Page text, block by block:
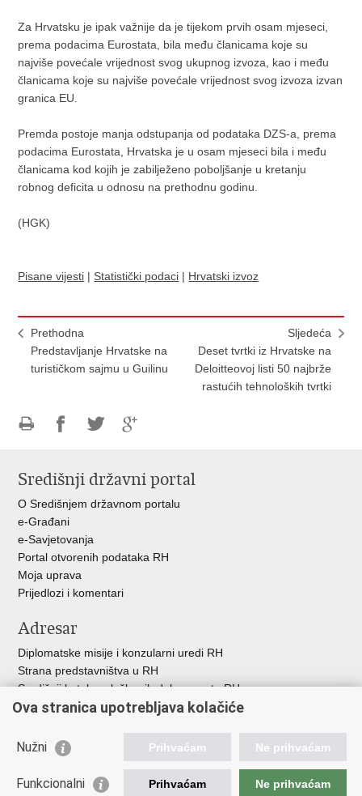
Za Hrvatsku je ipak važnije da je tijekom prvih osam mjeseci,
prema podacima Eurostata, bila među članicama koje su
najviše povećale vrijednost svog ukupnog izvoza, kao i među
članicama koje su najviše povećale vrijednost svog izvoza izvan
granica EU.
Premda postoje manja odstupanja od podataka DZS-a, prema
podacima Eurostata, Hrvatska je u osam mjeseci bila i među
članicama kod kojih je zabilježeno poboljšanje u kretanju
robnog deficita u odnosu na prethodnu godinu.
(HGK)
Pisane vijesti | Statistički podaci | Hrvatski izvoz
Prethodna
Predstavljanje Hrvatske na
turističkom sajmu u Guilinu
Sljedeća
Deset tvrtki iz Hrvatske na
Deloitteovoj listi 50 najbrže
rastućih tehnoloških tvrtki
FacebookuTwitteruGoogle
Središnji državni portal
O Središnjem državnom portalu
e-Građani
e-Savjetovanja
Portal otvorenih podataka RH
Moja uprava
Prijedlozi i komentari
Adresar
Diplomatske misije i konzularni uredi RH
Strana predstavništva u RH
Središnji katalog službenih dokumenata RH
Adresar tijela javne vlasti
Besplatni telefoni javne uprave
Korisne poveznice
Ova stranica upotrebljava kolačiće
Nužni Prihvaćam Ne prihvaćam
Funkcionalni Prihvaćam Ne prihvaćam